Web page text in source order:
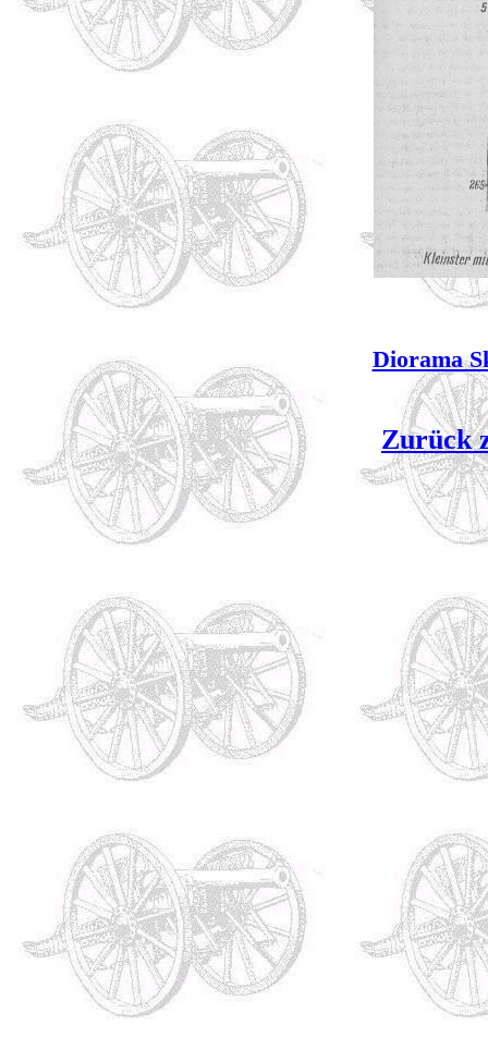
Diorama
Zurück